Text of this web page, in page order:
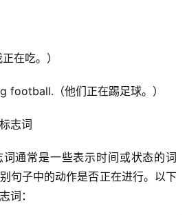
在吃。）
football.（他们正在踢足球。）
志词
通常是一些表示时间或状态的词
句子中的动作是否正在进行。以下
词：